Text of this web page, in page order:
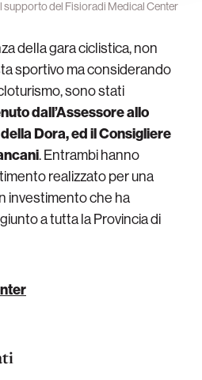
supporto del Fisioradi Medical Center
della gara ciclistica, non
sportivo ma considerando
sono stati
dall’Assessore allo
Dora, ed il Consigliere
. Entrambi hanno
realizzato per una
investimento che ha
a tutta la Provincia di